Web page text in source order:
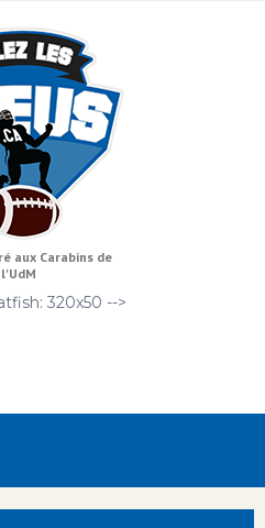
aux Carabins de
l'UdM
320x50 -->